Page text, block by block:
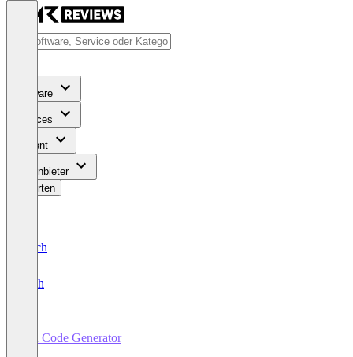
Software
Services
Content
Für Anbieter
Bewerten
Deutsch
English
QR Code Generator